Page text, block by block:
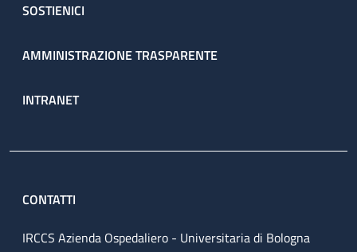
SOSTIENICI
AMMINISTRAZIONE TRASPARENTE
INTRANET
CONTATTI
IRCCS Azienda Ospedaliero - Universitaria di Bologna